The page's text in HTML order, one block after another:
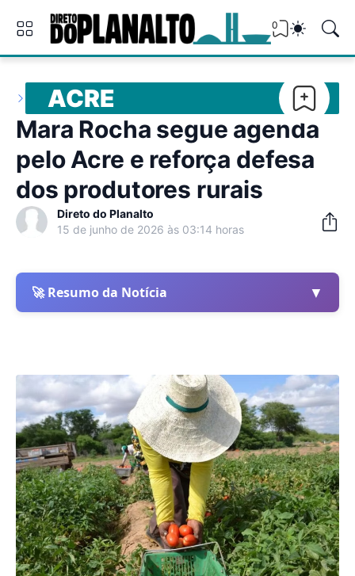
0
ACRE
Mara Rocha segue agenda
pelo Acre e reforça defesa
dos produtores rurais
Direto do Planalto
15 de junho de 2026 às 03:14 horas
🚀 Resumo da Notícia ▼